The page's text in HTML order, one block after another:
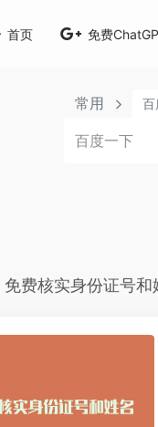
首页 免费
常用 百
费核实身份证号和